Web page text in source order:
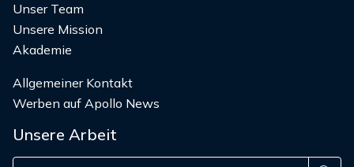
Unser Team
Unsere Mission
Akademie
Allgemeiner Kontakt
Werben auf Apollo News
Unsere Arbeit